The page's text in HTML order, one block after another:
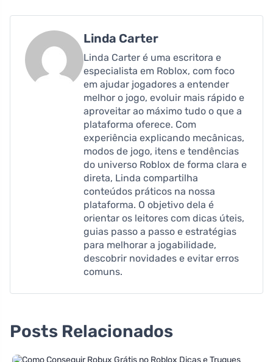
Linda Carter
Linda Carter é uma escritora e
especialista em Roblox, com foco
em ajudar jogadores a entender
melhor o jogo, evoluir mais rápido e
aproveitar ao máximo tudo o que a
plataforma oferece. Com
experiência explicando mecânicas,
modos de jogo, itens e tendências
do universo Roblox de forma clara e
direta, Linda compartilha
conteúdos práticos na nossa
plataforma. O objetivo dela é
orientar os leitores com dicas úteis,
guias passo a passo e estratégias
para melhorar a jogabilidade,
descobrir novidades e evitar erros
comuns.
Posts Relacionados